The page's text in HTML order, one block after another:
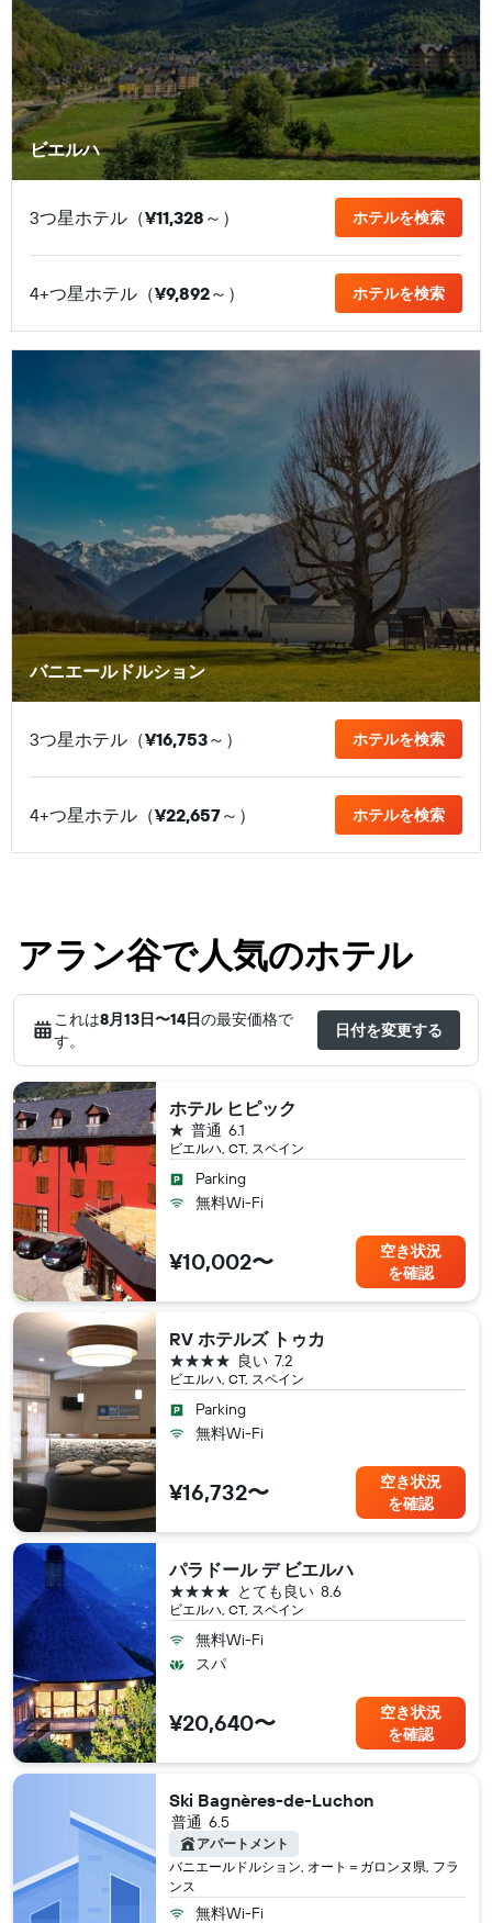
ビエルハ
3つ星ホテル（¥11,328 ​～） ホテルを検索
4+つ星ホテル（¥9,892​～） ホテルを検索
バニエールドルション
3つ星ホテル（¥16,753​～） ホテルを検索
4+つ星ホテル（¥22,657​～） ホテルを検索
アラン谷で人気のホテル
これは8月13日​〜14日の最安価格で
す。
日付を変更する
ホテル ヒピック
ビエルハ, CT, スペイン
6.1
普通
1つ星
Parking
無料Wi-Fi
¥10,002〜
空き状況
を確認
RV ホテルズ トゥカ
ビエルハ, CT, スペイン
7.2
良い
4つ星
Parking
無料Wi-Fi
¥16,732〜
空き状況
を確認
パラドール デ ビエルハ
ビエルハ, CT, スペイン
8.6
とても良い
4つ星
無料Wi-Fi
スパ
¥20,640〜
空き状況
を確認
Ski Bagnères-de-Luchon
バニエールドルション, オート＝ガロンヌ県, フラ
ンス
6.5
普通
アパートメント
無料Wi-Fi